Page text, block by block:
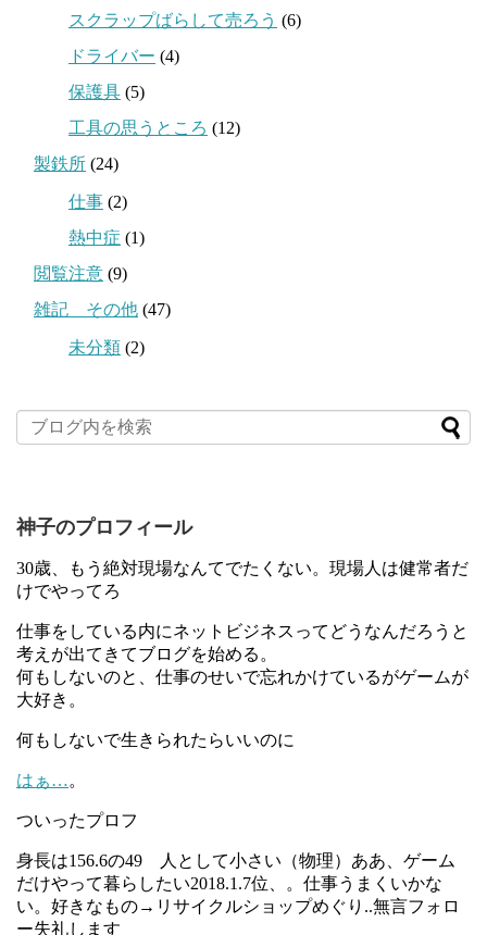
スクラップばらして売ろう (6)
ドライバー (4)
保護具 (5)
工具の思うところ (12)
製鉄所 (24)
仕事 (2)
熱中症 (1)
閲覧注意 (9)
雑記 その他 (47)
未分類 (2)
神子のプロフィール
30歳、もう絶対現場なんてでたくない。現場人は健常者だ
けでやってろ
仕事をしている内にネットビジネスってどうなんだろうと
考えが出てきてブログを始める。
何もしないのと、仕事のせいで忘れかけているがゲームが
大好き。
何もしないで生きられたらいいのに
はぁ…。
ついったプロフ
身長は156.6の49 人として小さい（物理）ああ、ゲーム
だけやって暮らしたい2018.1.7位、。仕事うまくいかな
い。好きなもの→リサイクルショップめぐり..無言フォロ
ー失礼します